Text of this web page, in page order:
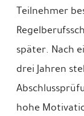
Teilnehmer
später. Nach
drei Jahren
hohe